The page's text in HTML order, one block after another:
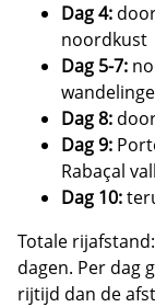
Dag 4:
noordkust
Dag 5-7:
Dag 8:
Dag 9:
Rabaçal
Dag 10:
Totale
dagen. Per dag
rijtijd dan de